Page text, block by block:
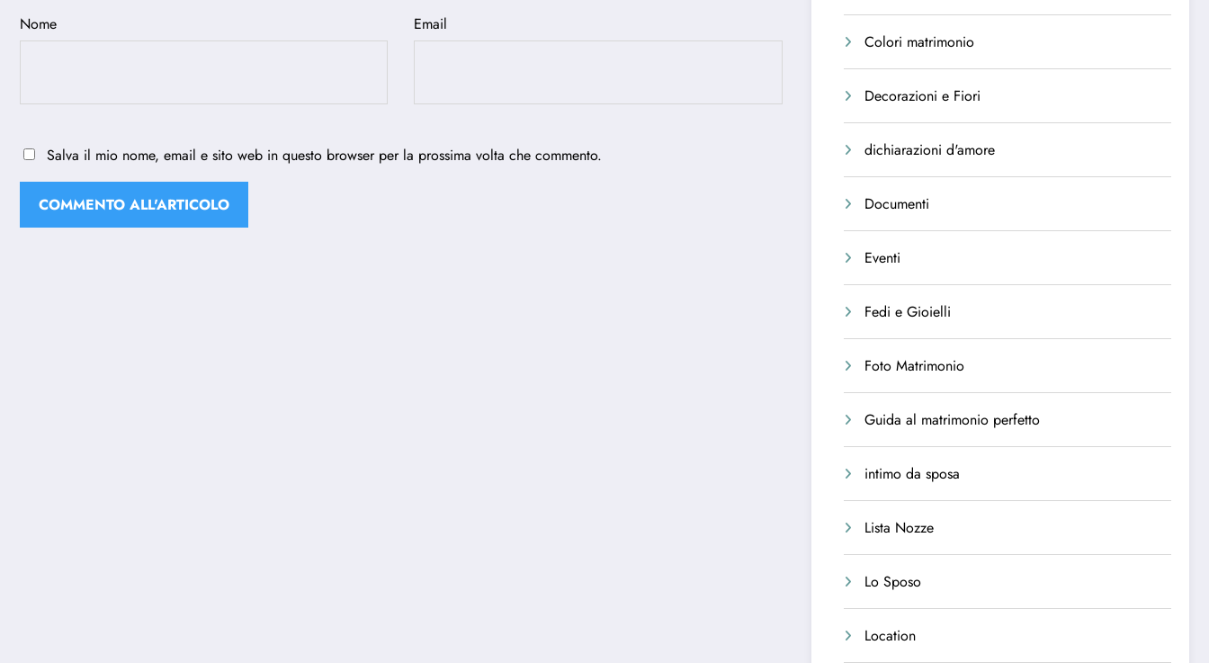
Nome Email
Salva il mio nome, email e sito web in questo browser per la prossima volta che commento.
Colori matrimonio
Decorazioni e Fiori
dichiarazioni d'amore
Documenti
Eventi
Fedi e Gioielli
Foto Matrimonio
Guida al matrimonio perfetto
intimo da sposa
Lista Nozze
Lo Sposo
Location